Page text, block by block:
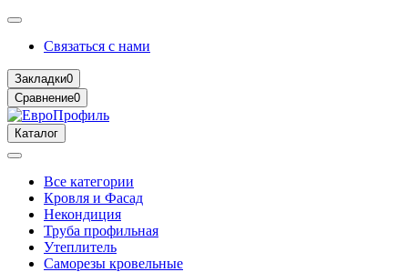
Связаться с нами
Закладки0
Сравнение0
Каталог
Все категории
Кровля и Фасад
Некондиция
Труба профильная
Утеплитель
Саморезы кровельные